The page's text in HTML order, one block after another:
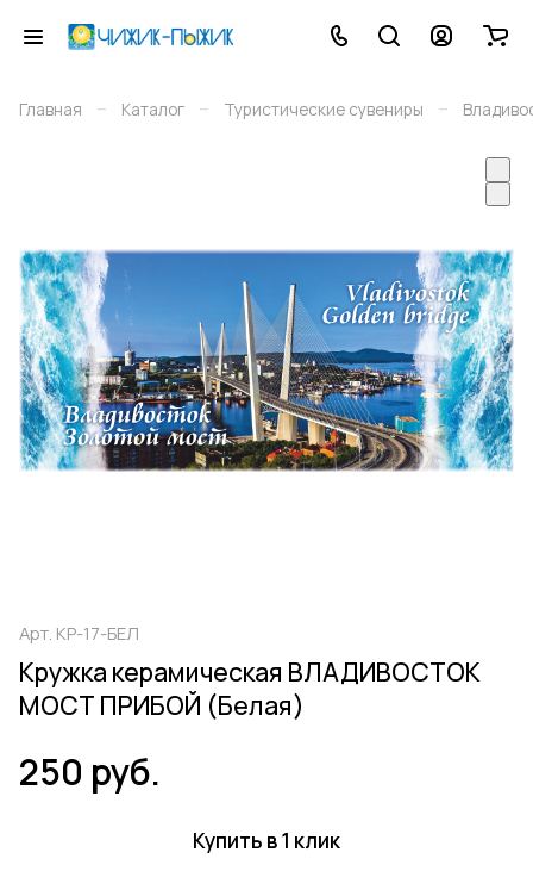
Главная – Каталог – Туристические сувениры –
Арт. КР-17-БЕЛ
Кружка керамическая ВЛАДИВОСТОК
МОСТ ПРИБОЙ (Белая)
250 руб.
Купить в 1 клик